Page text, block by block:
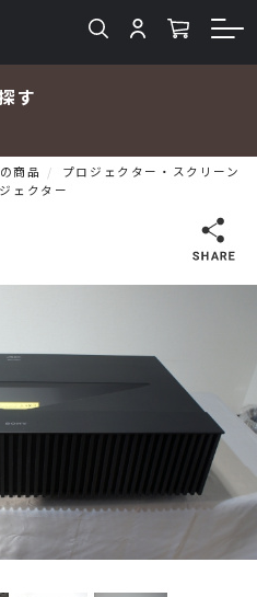
す
検索
ンバーター
商品
プロジェクター・スクリーン
ェクター